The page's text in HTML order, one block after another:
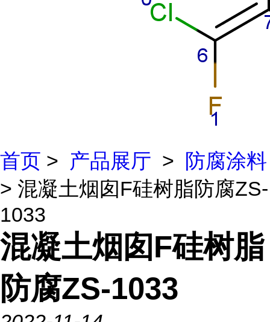
首页 > 产品展厅 >
防腐涂料
> 混凝土烟囱F硅树脂防腐ZS-
1033
混凝土烟囱F硅树脂
防腐ZS-1033